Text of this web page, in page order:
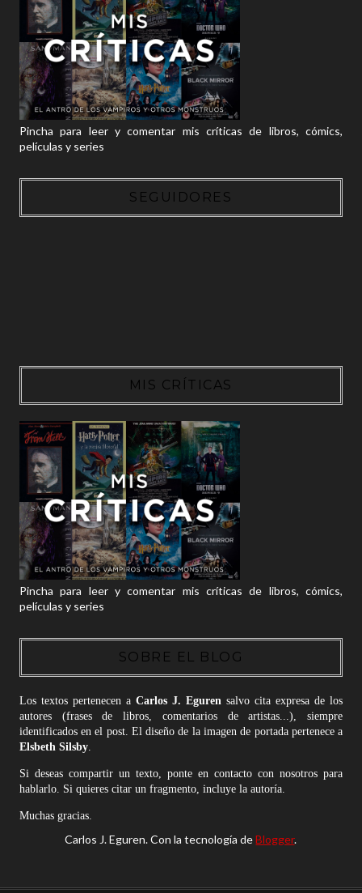
Pincha para leer y comentar mis críticas de libros, cómics,
películas y series
SEGUIDORES
MIS CRÍTICAS
Pincha para leer y comentar mis críticas de libros, cómics,
películas y series
SOBRE EL BLOG
Los textos pertenecen a Carlos J. Egurensalvo cita expresa de los
autores (frases de libros, comentarios de artistas...), siempre
identificados en el post. El diseño de la imagen de portada pertenece a
Elsbeth Silsby.
Si deseas compartir un texto, ponte en contacto con nosotros para
hablarlo. Si quieres citar un fragmento, incluye la autoría.
Muchas gracias.
Carlos J. Eguren. Con la tecnología deBlogger.